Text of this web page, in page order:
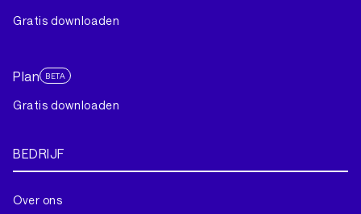
Gratis downloaden
Plan BETA
Gratis downloaden
BEDRIJF
Over ons